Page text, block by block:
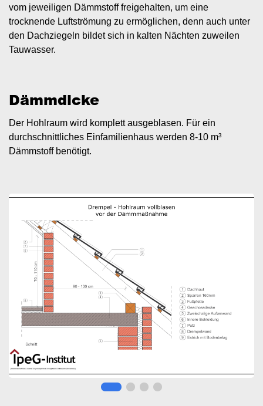
vom jeweiligen Dämmstoff freigehalten, um eine
trocknende Luftströmung zu ermöglichen, denn auch unter
den Dachziegeln bildet sich in kalten Nächten zuweilen
Tauwasser.
Dämmdicke
Der Hohlraum wird komplett ausgeblasen. Für ein
durchschnittliches Einfamilienhaus werden 8-10 m³
Dämmstoff benötigt.
Image